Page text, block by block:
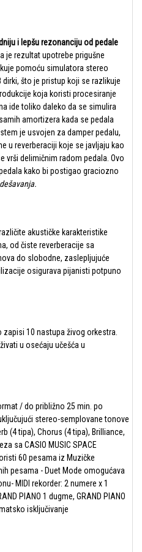
i lepšu rezonanciju od pedale
je rezultat upotrebe prigušne
pomoću simulatora stereo
što je pristup koji se razlikuje
koja koristi procesiranje
ide toliko daleko da se simulira
amortizera kada se pedala
je usvojen za damper pedalu,
u reverberaciji koje se javljaju kao
vrši delimičnim radom pedala. Ovo
kako bi postigao graciozno
akustičke karakteristike
od čiste reverberacije sa
do slobodne, zaslepljujuće
osigurava pijanisti potpuno
10 nastupa živog orkestra.
u osećaju učešća u
/ do približno 25 min. po
stereo-semplovane tonove
(4 tipa), Chorus (4 tipa), Brilliance,
sa CASIO MUSIC SPACE
60 pesama iz Muzičke
pesama - Duet Mode omogućava
MIDI rekorder: 2 numere x 1
PIANO 1 dugme, GRAND PIANO
isključivanje